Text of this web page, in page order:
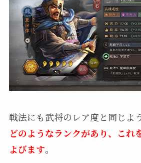
戦法にも武将のレア度と同じよう
どのようなランクがあり、これ
よびます。